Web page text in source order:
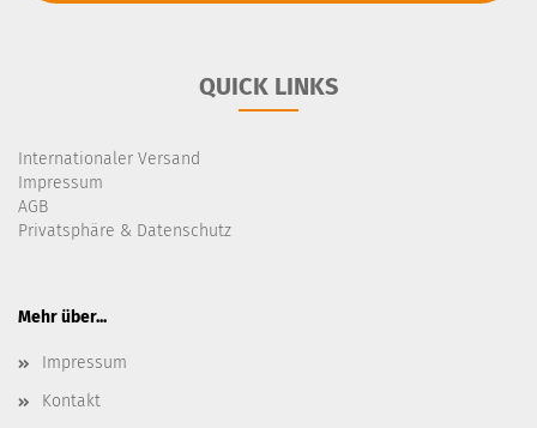
QUICK LINKS
Internationaler Versand
Impressum
AGB
Privatsphäre & Datenschutz
Mehr über...
Impressum
Kontakt